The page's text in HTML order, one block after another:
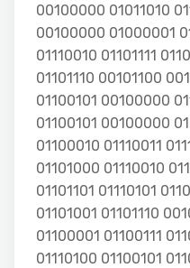
00100000 01011010
00100000 01000001
01110010 01101111
01101110 00101100
01100101 00100000
01100101 00100000
01100010 01110011
01101000 01110010
01101101 01110101
01101001 01101110
01100001 01100111
01110100 01100101